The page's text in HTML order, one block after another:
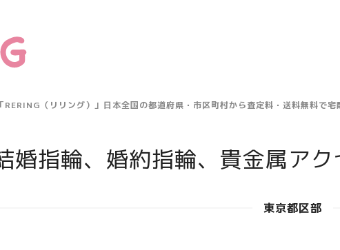
（リリング）」日本全国の都道府県・市区町村から査定料・送料無料で
婚指輪、婚約指輪、貴金属ア
東京都区部